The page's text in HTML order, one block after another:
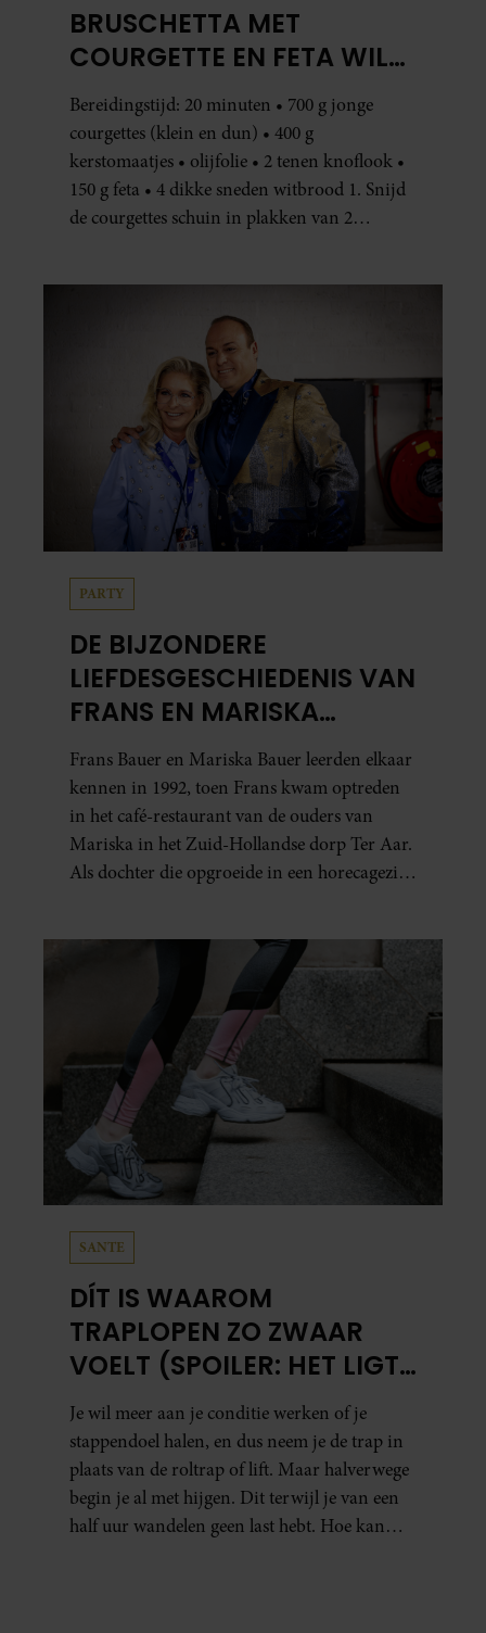
BRUSCHETTA MET
COURGETTE EN FETA WIL
JE METEEN MAKEN
Bereidingstijd: 20 minuten • 700 g jonge
courgettes (klein en dun) • 400 g
kerstomaatjes • olijfolie • 2 tenen knoflook •
150 g feta • 4 dikke sneden witbrood 1. Snijd
de courgettes schuin in plakken van 2
PARTY
DE BIJZONDERE
LIEFDESGESCHIEDENIS VAN
FRANS EN MARISKA
BAUER: OOK IN BED
ELKAARS EERSTE
Frans Bauer en Mariska Bauer leerden elkaar
kennen in 1992, toen Frans kwam optreden
in het café-restaurant van de ouders van
Mariska in het Zuid-Hollandse dorp Ter Aar.
Als dochter die opgroeide in een horecagezin
SANTE
DÍT IS WAAROM
TRAPLOPEN ZO ZWAAR
VOELT (SPOILER: HET LIGT
NIET AAN JE CONDITIE)
Je wil meer aan je conditie werken of je
stappendoel halen, en dus neem je de trap in
plaats van de roltrap of lift. Maar halverwege
begin je al met hijgen. Dit terwijl je van een
half uur wandelen geen last hebt. Hoe kan